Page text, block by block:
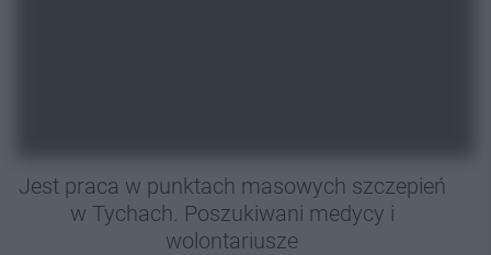
Jest praca w punktach masowych szczepień
w Tychach. Poszukiwani medycy i
wolontariusze